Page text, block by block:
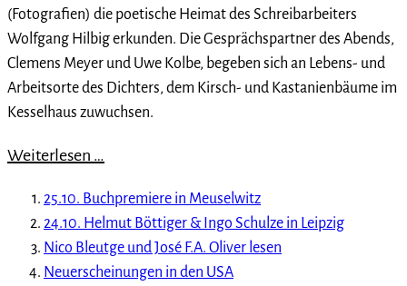
(Fotografien) die poetische Heimat des Schreibarbeiters
Wolfgang Hilbig erkunden. Die Gesprächspartner des Abends,
Clemens Meyer und Uwe Kolbe, begeben sich an Lebens- und
Arbeitsorte des Dichters, dem Kirsch- und Kastanienbäume im
Kesselhaus zuwuchsen.
Weiterlesen …
25.10. Buchpremiere in Meuselwitz
24.10. Helmut Böttiger & Ingo Schulze in Leipzig
Nico Bleutge und José F.A. Oliver lesen
Neuerscheinungen in den USA